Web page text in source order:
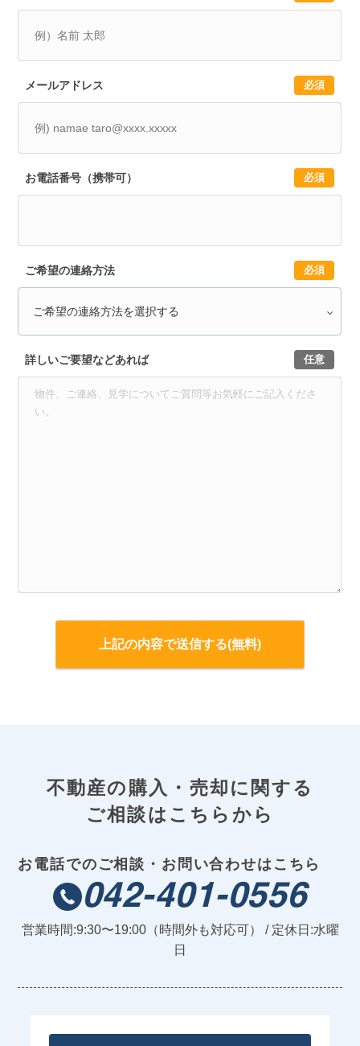
必須
メールアドレス
必須
お電話番号（携帯可）
必須
ご希望の連絡方法
任意
詳しいご要望などあれば
不動産の購入・売却に関する
ご相談はこちらから
お電話でのご相談・お問い合わせはこちら
042-401-0556
営業時間:9:30〜19:00（時間外も対応可） / 定休日:水曜
日